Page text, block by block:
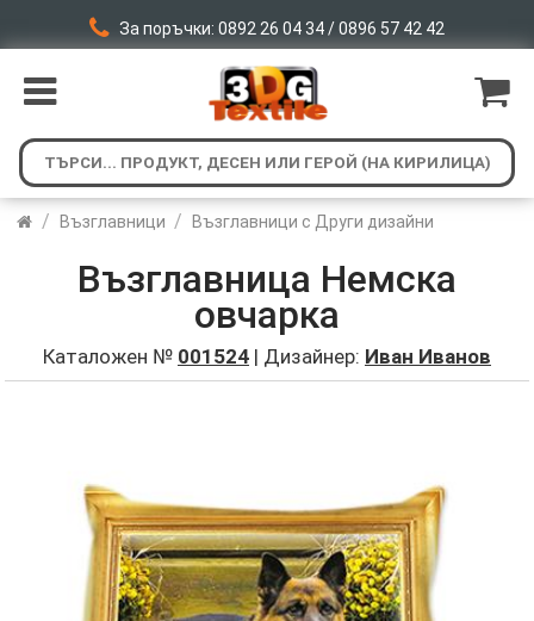
За поръчки: 0892 26 04 34 / 0896 57 42 42
/ Възглавници / Възглавници с Други дизайни
Възглавница Немска
овчарка
Каталожен № 001524 | Дизайнер: Иван Иванов